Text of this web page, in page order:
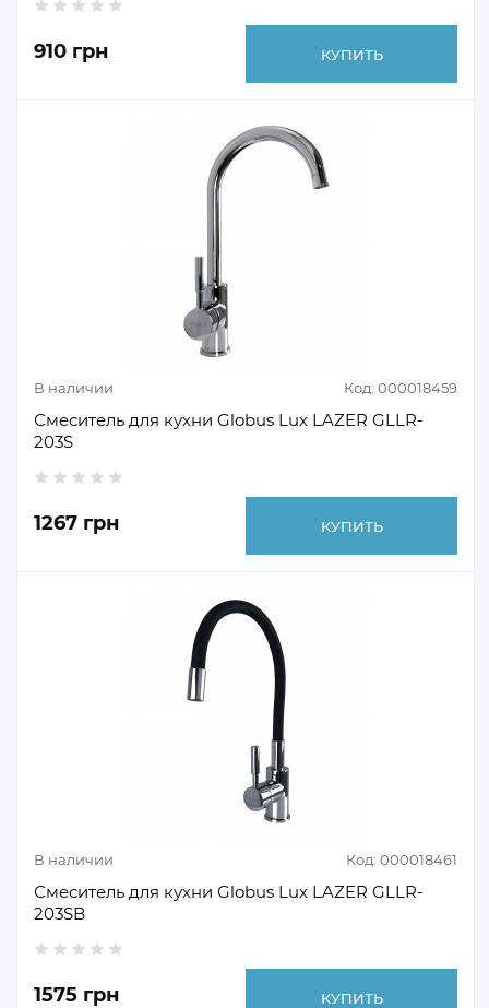
910 грн КУПИТЬ
В наличии Код: 000018459
Смеситель для кухни Globus Lux LAZER GLLR-
203S
1267 грн КУПИТЬ
В наличии Код: 000018461
Смеситель для кухни Globus Lux LAZER GLLR-
203SB
1575 грн КУПИТЬ